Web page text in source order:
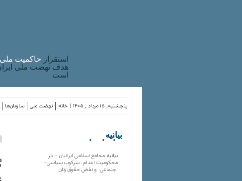
استقرار حاکميت ملی
هدف نهضت ملی
است
سازمان‌ها نهضت ملی خانه پنجشنبه, ۱۵ مرداد , ۱۴۰۵ |
بیانیه
سازمان‌های
بیانیه مجامع اسلامی ایرانیان – در
محکومیت اعدام، سرکوب سیاسی–
اجتماعی، و نقض حقوق زنان